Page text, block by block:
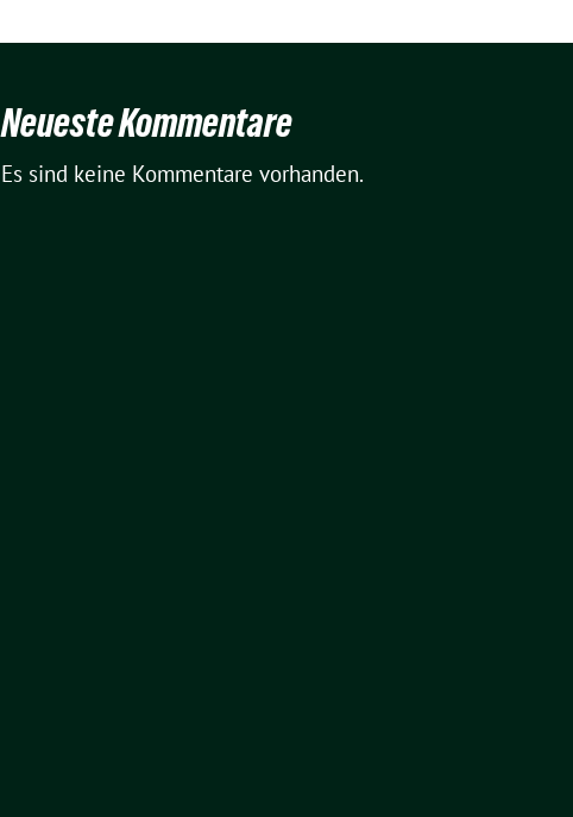
Neueste Kommentare
Es sind keine Kommentare vorhanden.